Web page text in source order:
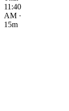
11:40
AM ·
15m